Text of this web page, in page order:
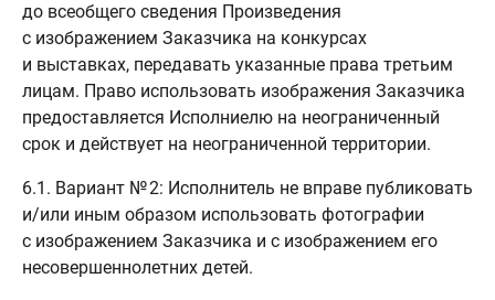
до всеобщего сведения Произведения
с изображением Заказчика на конкурсах
и выставках, передавать указанные права третьим
лицам. Право использовать изображения Заказчика
предоставляется Исполниелю на неограниченный
срок и действует на неограниченной территории.
6.1. Вариант № 2: Исполнитель не вправе публиковать
и/или иным образом использовать фотографии
с изображением Заказчика и с изображением его
несовершеннолетних детей.